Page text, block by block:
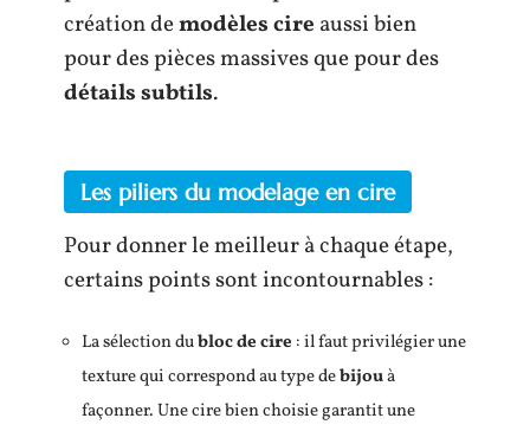
création demodèles cire aussi bien
pour des pièces massives que pour des
détails subtils.
Les piliers du modelage en cire
Pour donner le meilleur à chaque étape,
certains points sont incontournables :
La sélection dubloc de cire : il faut privilégier une
texture qui correspond au type debijouà
façonner. Une cire bien choisie garantit une